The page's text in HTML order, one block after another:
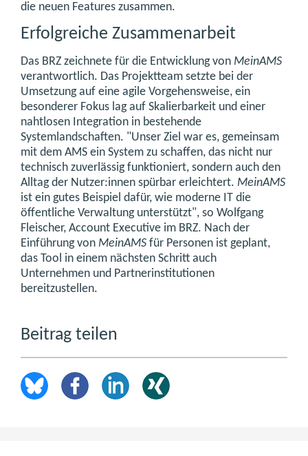
die neuen Features zusammen.
Erfolgreiche Zusammenarbeit
Das BRZ zeichnete für die Entwicklung von MeinAMS
verantwortlich. Das Projektteam setzte bei der
Umsetzung auf eine agile Vorgehensweise, ein
besonderer Fokus lag auf Skalierbarkeit und einer
nahtlosen Integration in bestehende
Systemlandschaften. "Unser Ziel war es, gemeinsam
mit dem AMS ein System zu schaffen, das nicht nur
technisch zuverlässig funktioniert, sondern auch den
Alltag der Nutzer:innen spürbar erleichtert. MeinAMS
ist ein gutes Beispiel dafür, wie moderne IT die
öffentliche Verwaltung unterstützt", so Wolfgang
Fleischer, Account Executive im BRZ. Nach der
Einführung von MeinAMS für Personen ist geplant,
das Tool in einem nächsten Schritt auch
Unternehmen und Partnerinstitutionen
bereitzustellen.
Beitrag teilen